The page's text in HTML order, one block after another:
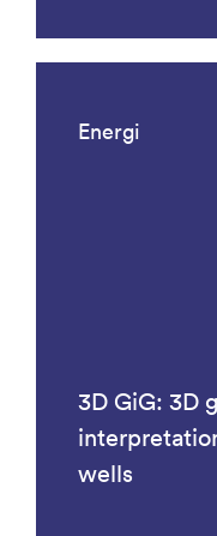
Energi
3D GiG: 3D
wells